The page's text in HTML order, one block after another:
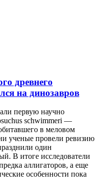
древнего
на динозавров
первую научно
schwimmeri —
в меловом
ученые провели ревизию
один
В итоге исследователи
аллигаторов, а еще
особенности пока